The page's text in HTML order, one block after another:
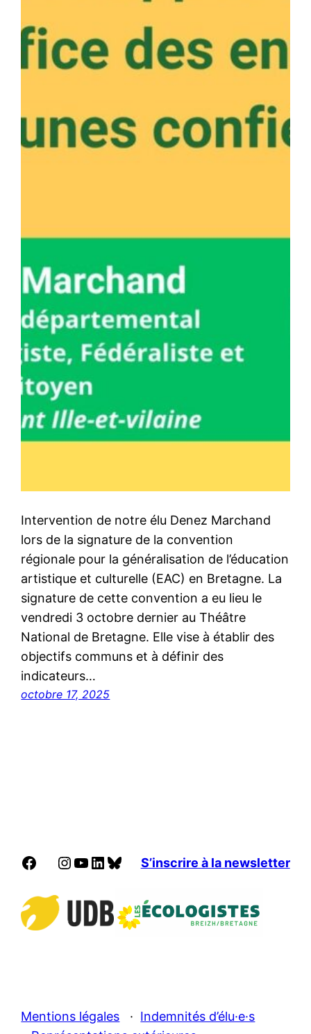
Intervention de notre élu Denez Marchand
lors de la signature de la convention
régionale pour la généralisation de l’éducation
artistique et culturelle (EAC) en Bretagne. La
signature de cette convention a eu lieu le
vendredi 3 octobre dernier au Théâtre
National de Bretagne. Elle vise à établir des
objectifs communs et à définir des
indicateurs…
octobre 17, 2025
Facebook
Instagram
YouTube
LinkedIn
BlueskyS’inscrire à la newsletter
Mentions légales · Indemnités d’élu·e·s